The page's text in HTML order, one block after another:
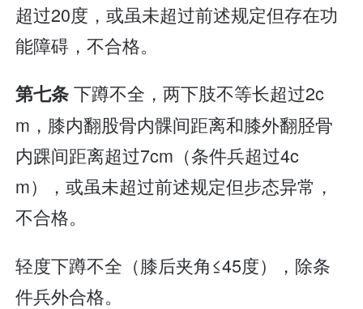
超过20度，或虽未超过前述规定但存在功
能障碍，不合格。
第七条下蹲不全，两下肢不等长超过2c
m，膝内翻股骨内髁间距离和膝外翻胫骨
内踝间距离超过7cm（条件兵超过4c
m），或虽未超过前述规定但步态异常，
不合格。
轻度下蹲不全（膝后夹角≤45度），除条
件兵外合格。